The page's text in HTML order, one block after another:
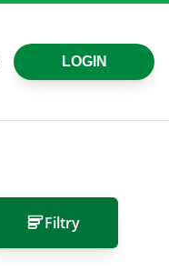
LOGIN
Filtry